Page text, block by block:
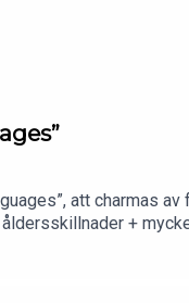
att charmas
+